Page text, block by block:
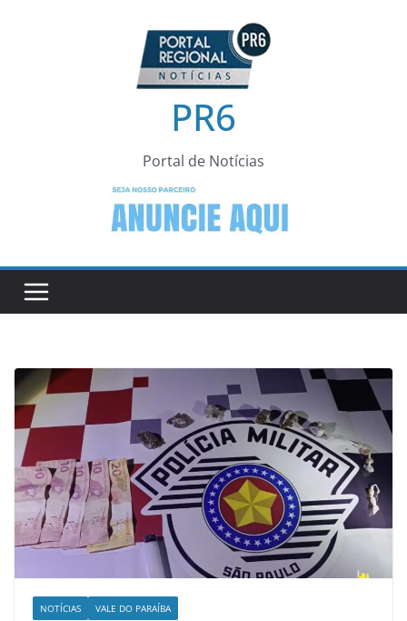
PR6
Portal de Notícias
NOTÍCIAS VALE DO PARAÍBA